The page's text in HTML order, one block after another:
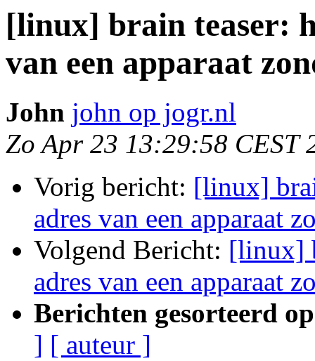
[linux] brain teaser:
van een apparaat
John john op jogr.nl
Zo Apr 23 13:29:58 CEST
Vorig bericht: [linux]
adres van een apparaat
Volgend Bericht: [linux]
adres van een apparaat
Berichten gesorteerd
] [ auteur ]